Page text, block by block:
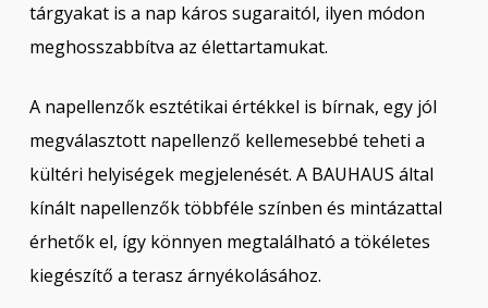
tárgyakat is a nap káros sugaraitól, ilyen módon
meghosszabbítva az élettartamukat.
A napellenzők esztétikai értékkel is bírnak, egy jól
megválasztott napellenző kellemesebbé teheti a
kültéri helyiségek megjelenését. A BAUHAUS által
kínált napellenzők többféle színben és mintázattal
érhetők el, így könnyen megtalálható a tökéletes
kiegészítő a terasz árnyékolásához.